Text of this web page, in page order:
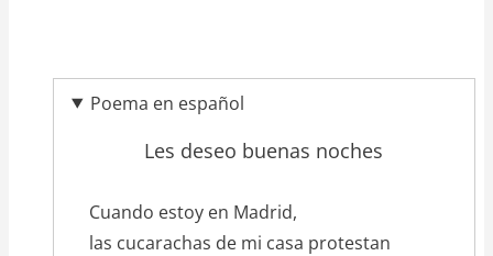
Poema en español
Les deseo buenas noches
texto_poema
Cuando estoy en Madrid,
las cucarachas de mi casa protestan